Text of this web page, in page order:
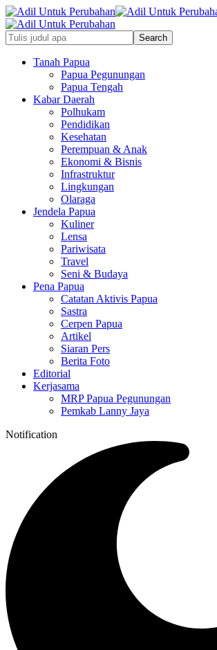
Tanah Papua
Papua Pegunungan
Papua Tengah
Kabar Daerah
Polhukam
Pendidikan
Kesehatan
Perempuan & Anak
Ekonomi & Bisnis
Infrastruktur
Lingkungan
Olaraga
Jendela Papua
Kuliner
Lensa
Pariwisata
Travel
Seni & Budaya
Pena Papua
Catatan Aktivis Papua
Sastra
Cerpen Papua
Artikel
Siaran Pers
Berita Foto
Editorial
Kerjasama
MRP Papua Pegunungan
Pemkab Lanny Jaya
Notification